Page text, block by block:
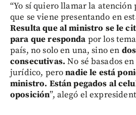
“Yo sí quiero llamar la atención
que se viene presentando en
Resulta que al ministro se le
para que responda por los
país, no solo en una, sino en
consecutivas. No sé basados
jurídico, peronadie le está
ministro. Están pegados al
oposición”, alegó el